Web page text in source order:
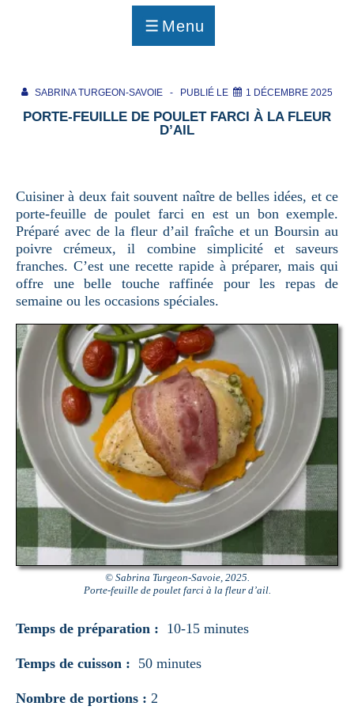
Menu
MENU
SABRINA TURGEON-SAVOIE PUBLIÉ LE 1 DÉCEMBRE 2025
PORTE-FEUILLE DE POULET FARCI À LA FLEUR
D’AIL
Cuisiner à deux fait souvent naître de belles idées, et ce
porte-feuille de poulet farci en est un bon exemple.
Préparé avec de la fleur d’ail fraîche et un Boursin au
poivre crémeux, il combine simplicité et saveurs
franches. C’est une recette rapide à préparer, mais qui
offre une belle touche raffinée pour les repas de
semaine ou les occasions spéciales.
© Sabrina Turgeon-Savoie, 2025.
Porte-feuille de poulet farci à la fleur d’ail.
Temps de préparation : 10-15 minutes
Temps de cuisson : 50 minutes
Nombre de portions : 2